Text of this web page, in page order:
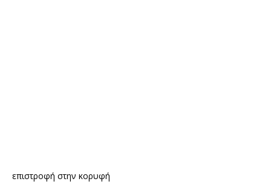
επιστροφή στην κορυφή